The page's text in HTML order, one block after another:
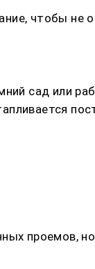
чтобы не
сад или
проемов,